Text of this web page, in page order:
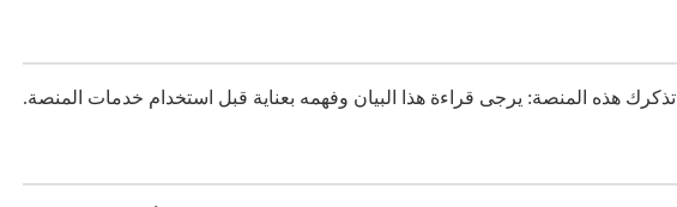
تذكرك هذه المنصة: يرجى قراءة هذا البيان وفهمه بعناية قبل استخدام خدمات المنصة.